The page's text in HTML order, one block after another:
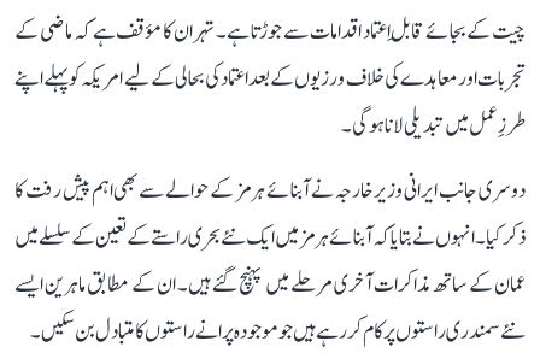
چیت کے بجائے قابلِ اعتماد اقدامات سے جوڑتا ہے۔ تہران کا مؤقف ہے کہ ماضی کے
تجربات اور معاہدے کی خلاف ورزیوں کے بعد اعتماد کی بحالی کے لیے امریکہ کو پہلے اپنے
طرزِ عمل میں تبدیلی لانا ہوگی۔
دوسری جانب ایرانی وزیر خارجہ نے آبنائے ہرمز کے حوالے سے بھی اہم پیش رفت کا
ذکر کیا۔ انہوں نے بتایا کہ آبنائے ہرمز میں ایک نئے بحری راستے کے تعین کے سلسلے میں
عمان کے ساتھ مذاکرات آخری مرحلے میں پہنچ گئے ہیں۔ ان کے مطابق ماہرین ایسے
نئے سمندری راستوں پر کام کر رہے ہیں جو موجودہ پرانے راستوں کا متبادل بن سکیں۔